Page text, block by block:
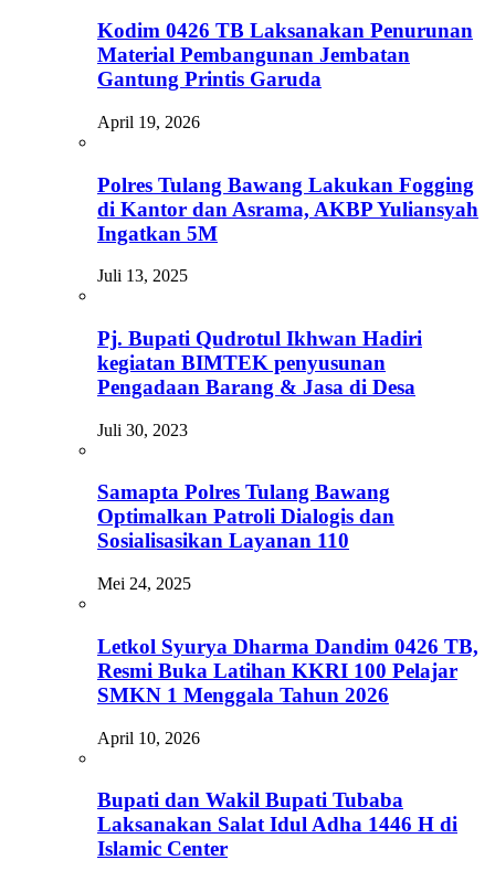
Kodim 0426 TB Laksanakan Penurunan
Material Pembangunan Jembatan
Gantung Printis Garuda
April 19, 2026
Polres Tulang Bawang Lakukan Fogging
di Kantor dan Asrama, AKBP Yuliansyah
Ingatkan 5M
Juli 13, 2025
Pj. Bupati Qudrotul Ikhwan Hadiri
kegiatan BIMTEK penyusunan
Pengadaan Barang & Jasa di Desa
Juli 30, 2023
Samapta Polres Tulang Bawang
Optimalkan Patroli Dialogis dan
Sosialisasikan Layanan 110
Mei 24, 2025
Letkol Syurya Dharma Dandim 0426 TB,
Resmi Buka Latihan KKRI 100 Pelajar
SMKN 1 Menggala Tahun 2026
April 10, 2026
Bupati dan Wakil Bupati Tubaba
Laksanakan Salat Idul Adha 1446 H di
Islamic Center